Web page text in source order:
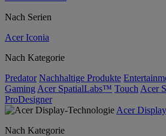
Nach Serien
Acer Iconia
Nach Kategorie
Predator Nachhaltige Produkte
Gaming Acer SpatialLabs™ Touch Acer
ProDesigner
Acer
Nach Kategorie